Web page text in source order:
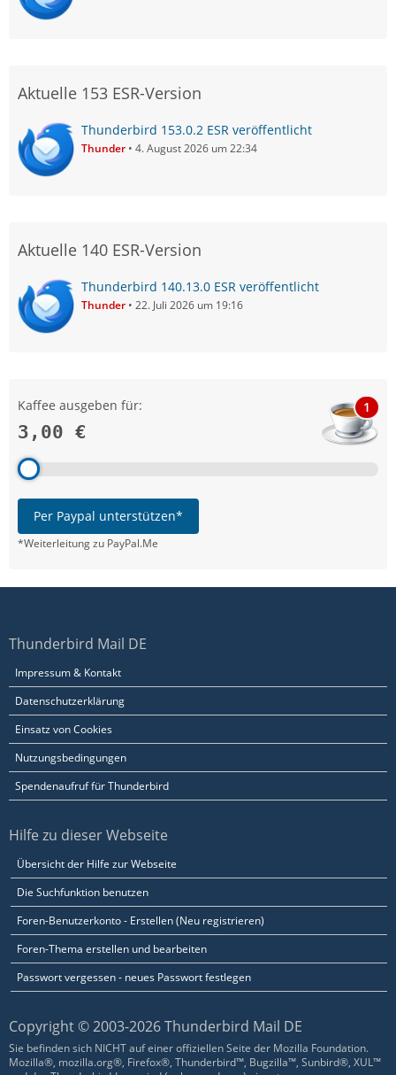
Aktuelle 153 ESR-Version
Thunderbird 153.0.2 ESR veröffentlicht
Thunder 4. August 2026 um 22:34
Aktuelle 140 ESR-Version
Thunderbird 140.13.0 ESR veröffentlicht
Thunder 22. Juli 2026 um 19:16
Kaffee ausgeben für:
3,00 €
1
Per Paypal unterstützen*
*Weiterleitung zu PayPal.Me
Thunderbird Mail DE
Impressum & Kontakt
Datenschutzerklärung
Einsatz von Cookies
Nutzungsbedingungen
Spendenaufruf für Thunderbird
Hilfe zu dieser Webseite
Übersicht der Hilfe zur Webseite
Die Suchfunktion benutzen
Foren-Benutzerkonto - Erstellen (Neu registrieren)
Foren-Thema erstellen und bearbeiten
Passwort vergessen - neues Passwort festlegen
Copyright © 2003-2026 Thunderbird Mail DE
Sie befinden sich NICHT auf einer offiziellen Seite der Mozilla Foundation.
Mozilla®, mozilla.org®, Firefox®, Thunderbird™, Bugzilla™, Sunbird®, XUL™